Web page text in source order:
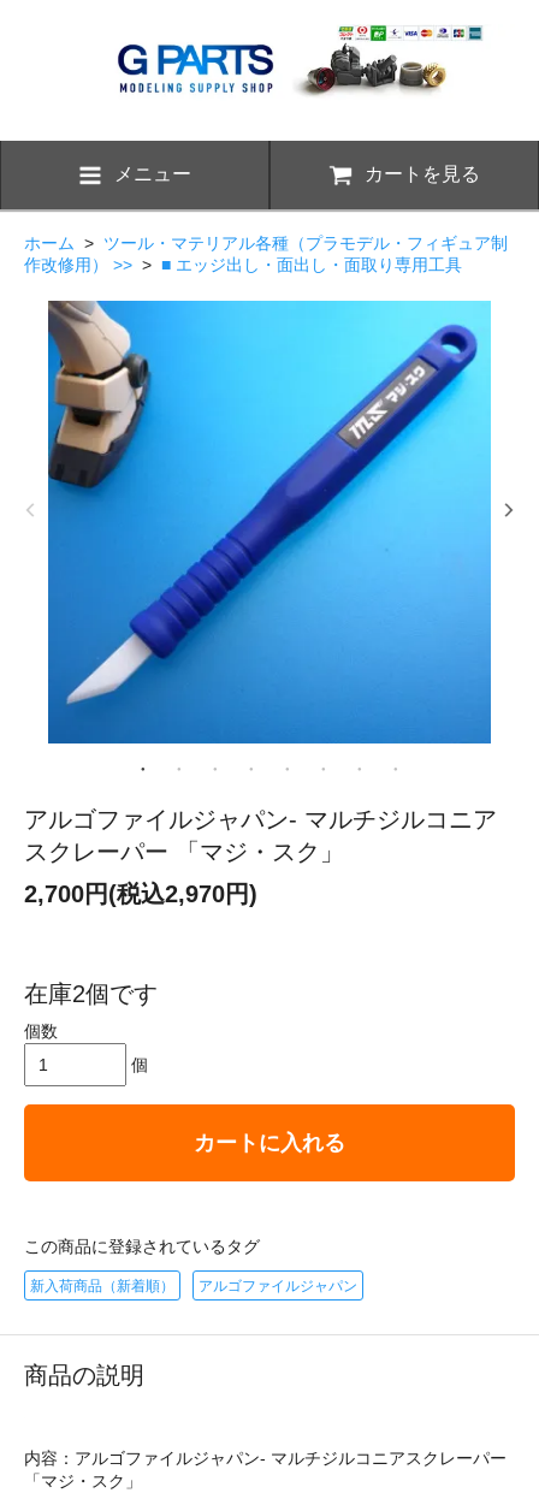
メニュー カートを見る
ホーム > ツール・マテリアル各種（プラモデル・フィギュア制
作改修用） >> > ■ エッジ出し・面出し・面取り専用工具
アルゴファイルジャパン- マルチジルコニア
スクレーパー 「マジ・スク」
2,700円(税込2,970円)
在庫2個です
個数
個
カートに入れる
この商品に登録されているタグ
新入荷商品（新着順） アルゴファイルジャパン
商品の説明
内容：アルゴファイルジャパン- マルチジルコニアスクレーパー
「マジ・スク」